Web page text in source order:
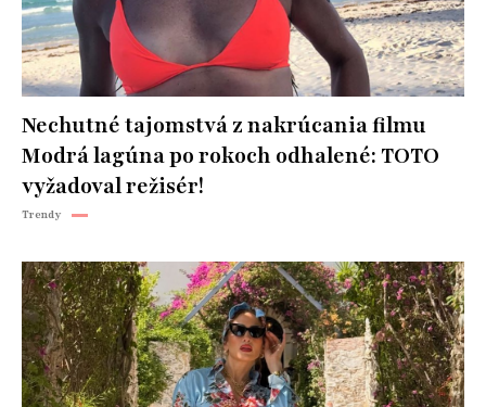
Nechutné tajomstvá z nakrúcania filmu
Modrá lagúna po rokoch odhalené: TOTO
vyžadoval režisér!
Trendy